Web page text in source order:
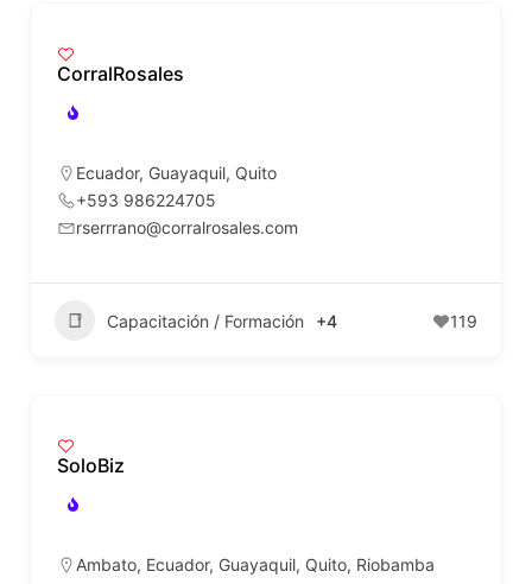
CorralRosales
Ecuador, Guayaquil, Quito
+593 986224705
rserrrano@corralrosales.com
Capacitación / Formación +4 119
SoloBiz
Ambato, Ecuador, Guayaquil, Quito, Riobamba